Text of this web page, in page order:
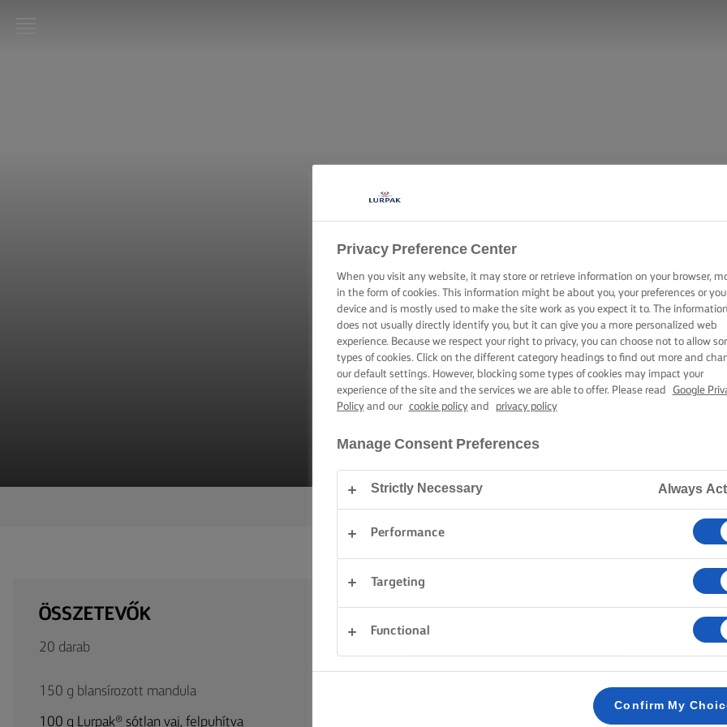
Magyarország
POLVORÓN
45 perc sütési-főzési idő
Kezdőlap Receptek Polvorón
ÖSSZETEVŐK
20 darab
150 g blansírozott mandula
100 g Lurpak® sótlan vaj, felpuhítva
MÓDSZER
1 Melegítsd elő a sütőt 170 fokra
A mandulát tedd a tepsire és 5-10 perc alatt
Privacy Preference Center
When you visit any website, it may store or retrieve information on your browser,
in the form of cookies. This information might be about you, your preferences or
device and is mostly used to make the site work as you expect it to. The information
does not usually directly identify you, but it can give you a more personalized web
experience. Because we respect your right to privacy, you can choose not to allow
types of cookies. Click on the different category headings to find out more and
our default settings. However, blocking some types of cookies may impact your
experience of the site and the services we are able to offer. Please read
Google
Policyand our cookie policyand privacy policy
Manage Consent Preferences
Strictly Necessary Always
Performance
Targeting
Functional
Confirm My